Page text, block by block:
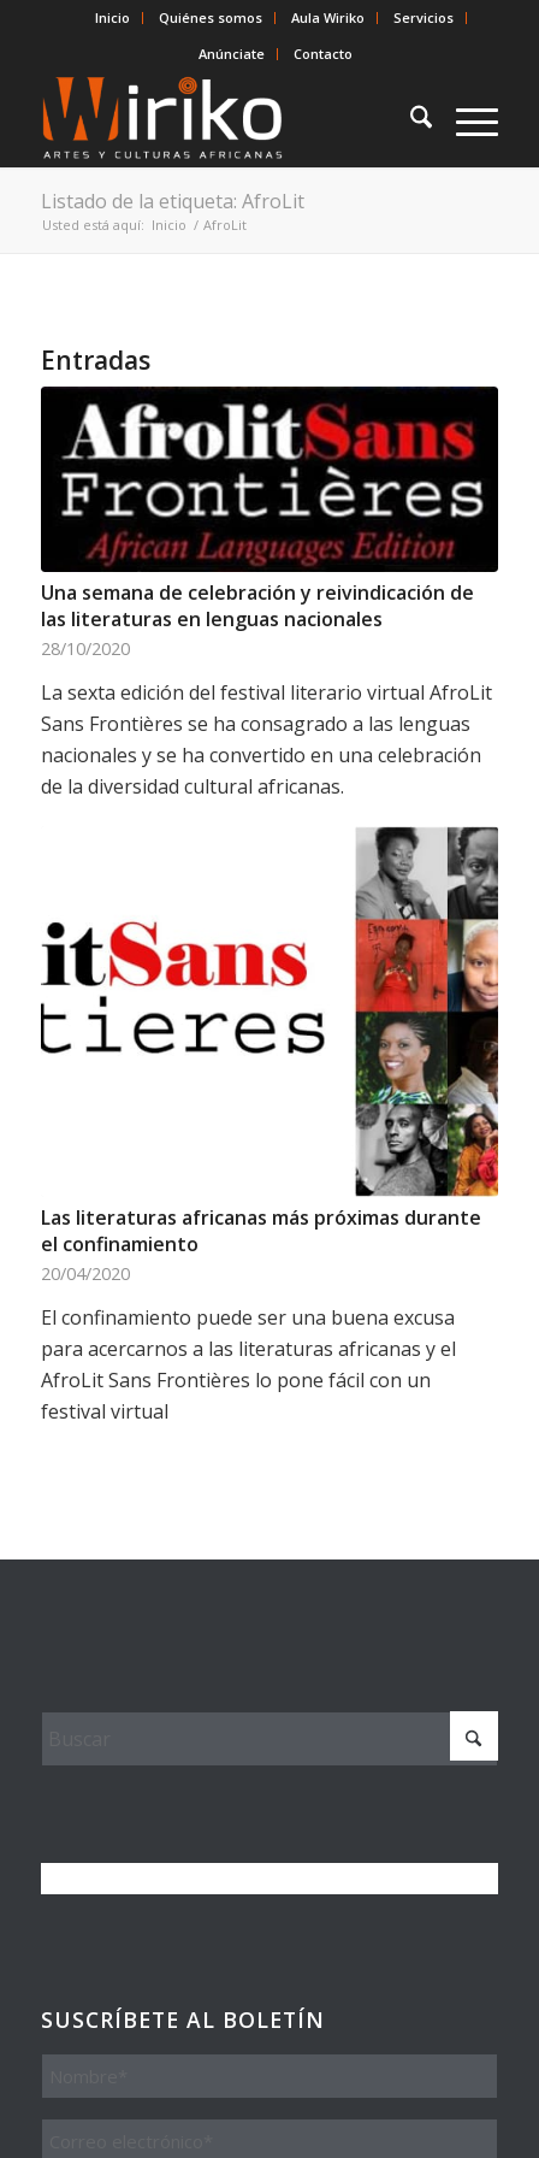
Inicio Quiénes somos Aula Wiriko
Servicios
Anúnciate
Contacto
Listado de la etiqueta: AfroLit
Usted está aquí: Inicio / AfroLit
Entradas
Una semana de celebración y reivindicación de
las literaturas en lenguas nacionales
28/10/2020
La sexta edición del festival literario virtual AfroLit
Sans Frontières se ha consagrado a las lenguas
nacionales y se ha convertido en una celebración
de la diversidad cultural africanas.
Las literaturas africanas más próximas durante
el confinamiento
20/04/2020
El confinamiento puede ser una buena excusa
para acercarnos a las literaturas africanas y el
AfroLit Sans Frontières lo pone fácil con un
festival virtual
SUSCRÍBETE AL BOLETÍN
Nombre